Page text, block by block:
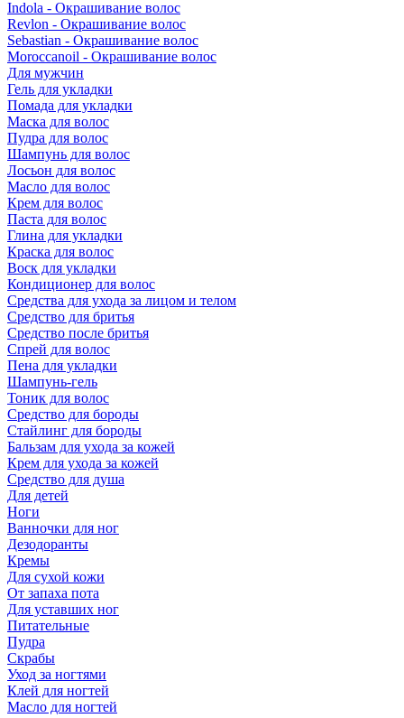
Indola - Окрашивание волос
Revlon - Окрашивание волос
Sebastian - Окрашивание волос
Moroccanoil - Окрашивание волос
Для мужчин
Гель для укладки
Помада для укладки
Маска для волос
Пудра для волос
Шампунь для волос
Лосьон для волос
Масло для волос
Крем для волос
Паста для волос
Глина для укладки
Краска для волос
Воск для укладки
Кондиционер для волос
Средства для ухода за лицом и телом
Средство для бритья
Средство после бритья
Спрей для волос
Пена для укладки
Шампунь-гель
Тоник для волос
Средство для бороды
Стайлинг для бороды
Бальзам для ухода за кожей
Крем для ухода за кожей
Средство для душа
Для детей
Ноги
Ванночки для ног
Дезодоранты
Кремы
Для сухой кожи
От запаха пота
Для уставших ног
Питательные
Пудра
Скрабы
Уход за ногтями
Клей для ногтей
Масло для ногтей